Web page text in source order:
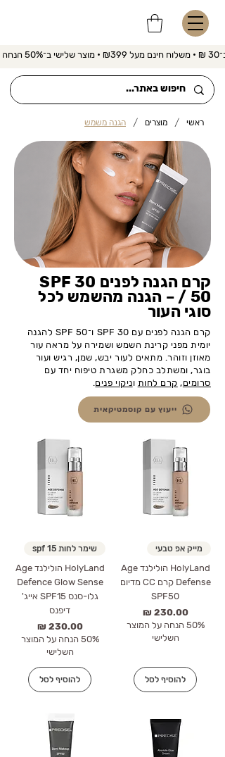
הנחה
ראשי / מוצרים / הגנה משמש
קרם הגנה לפנים SPF 30
/ 50 – הגנה מהשמש לכל
סוגי העור
קרם הגנה לפנים עם SPF 30 ו־SPF 50 להגנה
יומית מפני קרינת השמש ושמירה על מראה עור
מאוזן וזוהר. מתאים לעור יבש, שמן, רגיש ועור
בוגר, ומשתלב כחלק משגרת טיפוח יחד עם
סרומים, קרם לחות וניקוי פנים.
ייעוץ עם קוסמטיקאית
מייק אפ טבעי
HolyLand הולילנד Age
Defense קרם CC מדיום
SPF50
מחיר‏230.00 ‏₪
50% הנחה על המוצר
השלישי
להוסיף לסל
שימר לחות spf 15
HolyLand הולילנד Age
Defence Glow Sense
גלו-סנס SPF15 אייג'
דיפנס
מחיר‏230.00 ‏₪
50% הנחה על המוצר
השלישי
להוסיף לסל